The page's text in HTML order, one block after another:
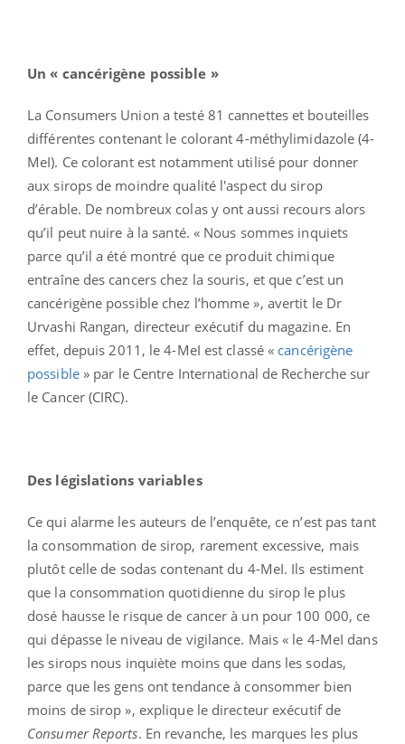
Un « cancérigène possible »
La Consumers Union a testé 81 cannettes et bouteilles
différentes contenant le colorant 4-méthylimidazole (4-
MeI). Ce colorant est notamment utilisé pour donner
aux sirops de moindre qualité l'aspect du sirop
d’érable. De nombreux colas y ont aussi recours alors
qu’il peut nuire à la santé. « Nous sommes inquiets
parce qu’il a été montré que ce produit chimique
entraîne des cancers chez la souris, et que c’est un
cancérigène possible chez l’homme », avertit le Dr
Urvashi Rangan, directeur exécutif du magazine. En
effet, depuis 2011, le 4-MeI est classé « cancérigène
possible » par le Centre International de Recherche sur
le Cancer (CIRC).
Des législations variables
Ce qui alarme les auteurs de l’enquête, ce n’est pas tant
la consommation de sirop, rarement excessive, mais
plutôt celle de sodas contenant du 4-MeI. Ils estiment
que la consommation quotidienne du sirop le plus
dosé hausse le risque de cancer à un pour 100 000, ce
qui dépasse le niveau de vigilance. Mais « le 4-MeI dans
les sirops nous inquiète moins que dans les sodas,
parce que les gens ont tendance à consommer bien
moins de sirop », explique le directeur exécutif de
Consumer Reports. En revanche, les marques les plus